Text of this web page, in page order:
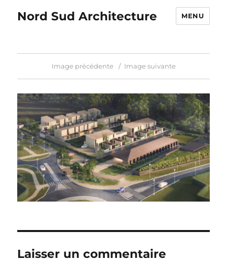
Nord Sud Architecture MENU
Image précédente Image suivante
Laisser un commentaire